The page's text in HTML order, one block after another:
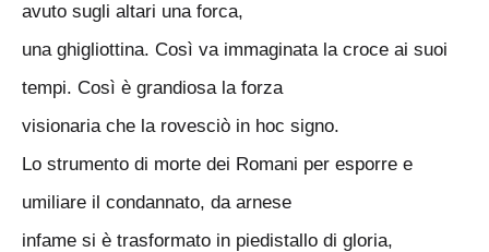
avuto sugli altari una forca,
una ghigliottina. Così va immaginata la croce ai suoi
tempi. Così è grandiosa la forza
visionaria che la rovesciò in hoc signo.
Lo strumento di morte dei Romani per esporre e
umiliare il condannato, da arnese
infame si è trasformato in piedistallo di gloria,